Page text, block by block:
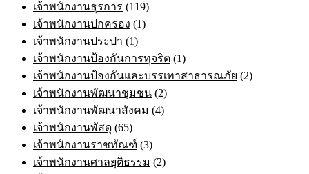
เจ้าพนักงานธุรการ (119)
เจ้าพนักงานปกครอง (1)
เจ้าพนักงานประปา (1)
เจ้าพนักงานป้องกันการทุจริต (1)
เจ้าพนักงานป้องกันและบรรเทาสาธารณภัย (2)
เจ้าพนักงานพัฒนาชุมชน (2)
เจ้าพนักงานพัฒนาสังคม (4)
เจ้าพนักงานพัสดุ (65)
เจ้าพนักงานราชทัณฑ์ (3)
เจ้าพนักงานศาลยุติธรรม (2)